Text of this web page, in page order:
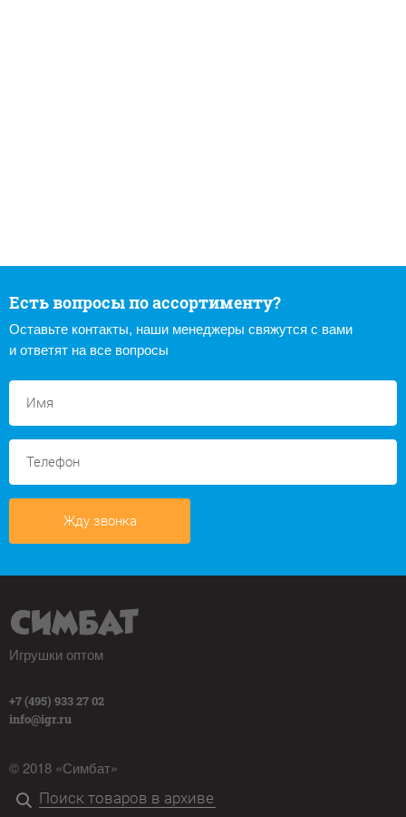
Есть вопросы по ассортименту?
Оставьте контакты, наши менеджеры свяжутся с вами
и ответят на все вопросы
Жду звонка
Игрушки оптом
+7 (495) 933 27 02
info@igr.ru
© 2018 «Симбат»